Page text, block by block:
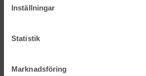
Inställningar
Statistik
Marknadsföring
HLLÅ! Vår värld